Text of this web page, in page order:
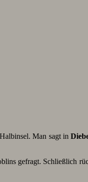
Man sagt in
gefragt. Schließlich